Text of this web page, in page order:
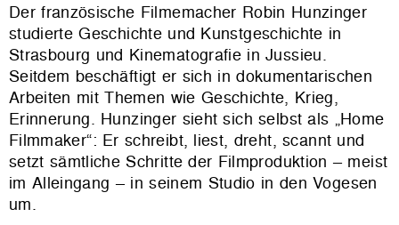
Der französische Filmemacher Robin Hunzinger
studierte Geschichte und Kunstgeschichte in
Strasbourg und Kinematografie in Jussieu.
Seitdem beschäftigt er sich in dokumentarischen
Arbeiten mit Themen wie Geschichte, Krieg,
Erinnerung. Hunzinger sieht sich selbst als „Home
Filmmaker“: Er schreibt, liest, dreht, scannt und
setzt sämtliche Schritte der Filmproduktion – meist
im Alleingang – in seinem Studio in den Vogesen
um.